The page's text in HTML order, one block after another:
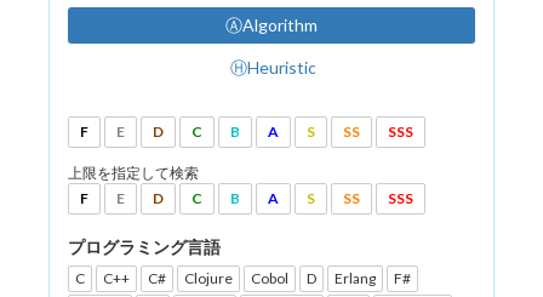
ⒶAlgorithm
ⒽHeuristic
F E D C B A S SS SSS
上限を指定して検索
F
E D C B A S SS SSS
プログラミング言語
C C++ C# Clojure Cobol D Erlang
F#